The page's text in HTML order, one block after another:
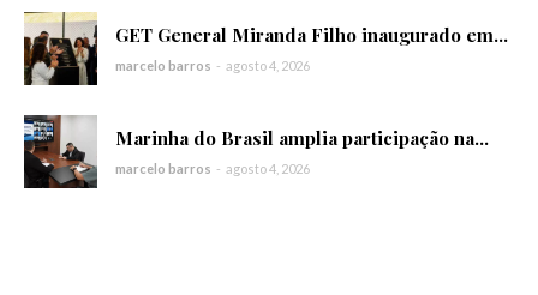
GET General Miranda Filho inaugurado em...
marcelo barros - agosto 4, 2026
Marinha do Brasil amplia participação na...
marcelo barros - agosto 4, 2026